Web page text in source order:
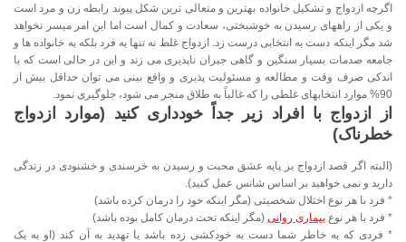
اگرچه ازدواج و تشکیل خانواده بهترین و متعالی ترین شکل پیوند رابطه زن و مرد است
و یکی از راههای رسیدن به خوشبختی، سعادت و کمال است اما این امر میسر نخواهد
شد مگر اینکه دست به انتخابی درست زد. ازدواج غلط نه تنها به فرد بلکه به خانواده ها و
جامعه صدمات بسیار سنگین و گاهی جبران ناپذیری می زند و این در حالی است که با
اندکی صرف وقت و مطالعه و مسئولیت پذیری و واقع بینی می توان حداقل بیش از
90% موارد انتخابهای غلطی را که غالباً به طلاق منجر می شود، جلوگیری نمود.
از ازدواج با افراد زیر جداً خودداری کنید (موارد ازدواج
خطرناک)
(البته اگر قصد ازدواج بر پایه عشق محبت و رسیدن به خرسندی و خشنودی در زندگی
دارید و نمی خواهید بر اساس شانس عمل کنید).
* فرد با هر نوع اختلال شخصیتی (مگر اینکه خود را درمان کرده باشد)‌
* فرد با هر نوع بیماری روانی (مگر اینکه تحت درمان کامل بوده باشد)
* فردی که به خاطر شما دست به خودکشی زده باشد یا تهدید به آن کند (او به یک